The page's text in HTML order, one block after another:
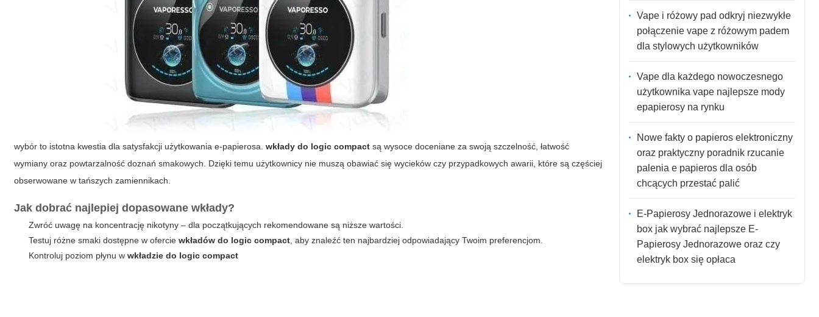
wybór to istotna kwestia dla satysfakcji użytkowania e-papierosa.wkłady do logic compact są wysoce doceniane za swoją szczelność, łatwość
wymiany oraz powtarzalność doznań smakowych. Dzięki temu użytkownicy nie muszą obawiać się wycieków czy przypadkowych awarii, które są częściej
obserwowane w tańszych zamiennikach.
Jak dobrać najlepiej dopasowane wkłady?
Zwróć uwagę na koncentrację nikotyny – dla początkujących rekomendowane są niższe wartości.
Testuj różne smaki dostępne w oferciewkładów do logic compact , aby znaleźć ten najbardziej odpowiadający Twoim preferencjom.
Kontroluj poziom płynu wwkładzie do logic compact
Vape i różowy pad odkryj niezwykłe
połączenie vape z różowym padem
dla stylowych użytkowników
Vape dla każdego nowoczesnego
użytkownika vape najlepsze mody
epapierosy na rynku
Nowe fakty o papieros elektroniczny
oraz praktyczny poradnik rzucanie
palenia e papieros dla osób
chcących przestać palić
E-Papierosy Jednorazowe i elektryk
box jak wybrać najlepsze E-
Papierosy Jednorazowe oraz czy
elektryk box się opłaca